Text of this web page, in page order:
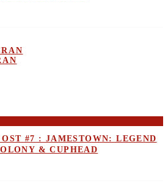
#7 : JAMESTOWN: LEGEND
& CUPHEAD